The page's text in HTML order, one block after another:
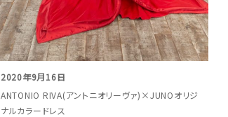
2020年9月16日
ANTONIO RIVA(アントニオリーヴァ)×JUNOオリジ
ナルカラードレス